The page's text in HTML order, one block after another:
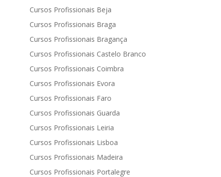
Cursos Profissionais Beja
Cursos Profissionais Braga
Cursos Profissionais Bragança
Cursos Profissionais Castelo Branco
Cursos Profissionais Coimbra
Cursos Profissionais Evora
Cursos Profissionais Faro
Cursos Profissionais Guarda
Cursos Profissionais Leiria
Cursos Profissionais Lisboa
Cursos Profissionais Madeira
Cursos Profissionais Portalegre